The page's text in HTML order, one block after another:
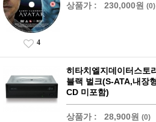
상품가 : 230,000원 (0)
4
히타치엘지데이터스토
블랙 벌크(S-ATA,내장
CD 미포함)
상품가 : 28,900원 (0)